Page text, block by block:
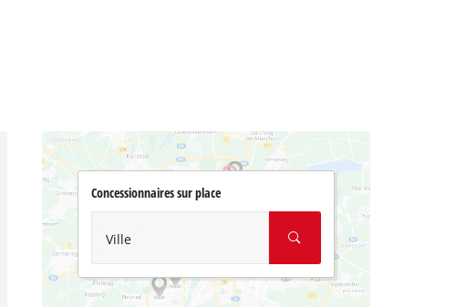
Concessionnaires sur place
Ville